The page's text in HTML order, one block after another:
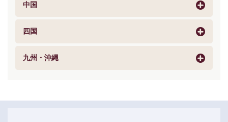
中国
四国
九州・沖縄